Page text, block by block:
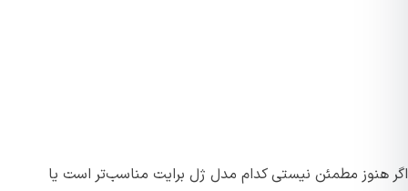
هنوز مطمئن نیستی کدام مدل ژل برایت مناسب‌تر است یا